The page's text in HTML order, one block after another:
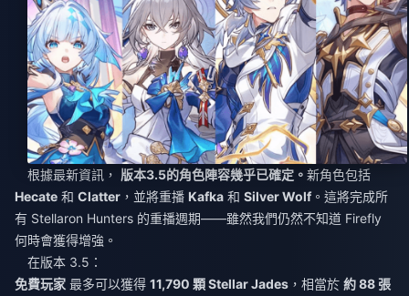
根據最新資訊， 版本3.5的角色陣容幾乎已確定。 新角色包括
Hecate 和 Clatter ，並將重播 Kafka 和 Silver Wolf 。這將完成所
有 Stellaron Hunters 的重播週期——雖然我們仍然不知道 Firefly
何時會獲得增強。
在版本 3.5：
免費玩家 最多可以獲得 11,790 顆 Stellar Jades ，相當於 約 88 張